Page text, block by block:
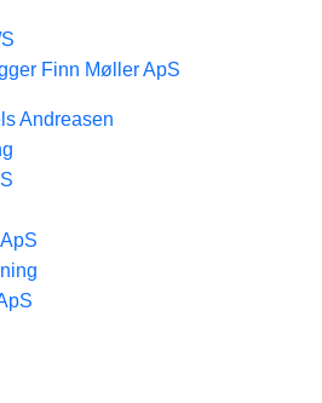
Finn Møller ApS
Andreasen